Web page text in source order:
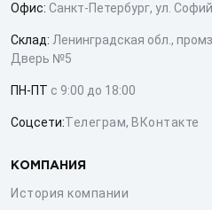
Офис: Санкт-Петербург, ул.
Склад: Ленинградская обл.,
Дверь №5
ПН-ПТ с 9:00 до 18:00
Соцсети:Телеграм, ВКонтакте
КОМПАНИЯ
История компании